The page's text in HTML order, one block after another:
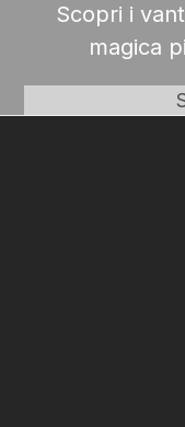
Scopri i
magica